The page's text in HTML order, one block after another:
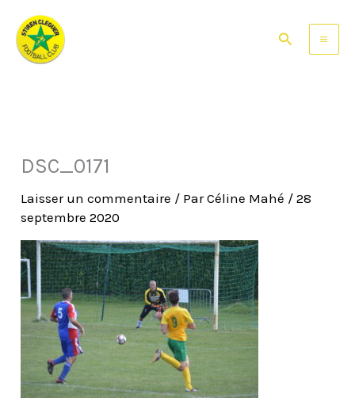
contenu
Rechercher
DSC_0171
Laisser un commentaire / ParCéline Mahé /28
septembre 2020